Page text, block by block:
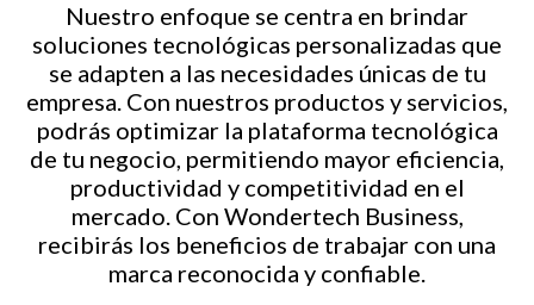
Nuestro enfoque se centra en brindar
soluciones tecnológicas personalizadas que
se adapten a las necesidades únicas de tu
empresa. Con nuestros productos y servicios,
podrás optimizar la plataforma tecnológica
de tu negocio, permitiendo mayor eficiencia,
productividad y competitividad en el
mercado. Con Wondertech Business,
recibirás los beneficios de trabajar con una
marca reconocida y confiable.